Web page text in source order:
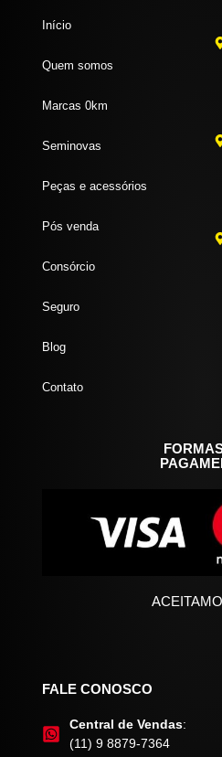
Início
Quem somos
Marcas 0km
Seminovas
Peças e acessórios
Pós venda
Consórcio
Seguro
Blog
Contato
FALE CONOSCO
Central de Vendas:
(11) 9 8879-7364